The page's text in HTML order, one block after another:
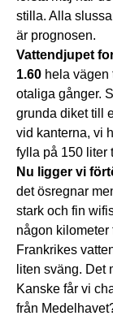
stilla. Alla
är prognosen.
Vattendjupet
1.60 hela vägen
otaliga gånger.
grunda diket till
vid kanterna, vi
fylla på 150 liter
Nu ligger vi
det ösregnar
stark och fin
någon kilometer
Frankrikes
liten sväng. Det
Kanske får vi
från